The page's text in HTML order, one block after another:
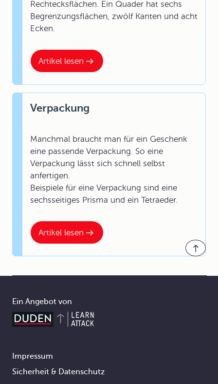
Artikel lesen
Rechtecksflächen. Ein Quader hat sechs
Begrenzungsflächen, zwölf Kanten und acht
Ecken.
Artikel lesen
Verpackung
Manchmal braucht man für ein Geschenk
eine passende Verpackung. So eine
Verpackung lässt sich schnell selbst
anfertigen.
Beispiele für eine Verpackung sind eine
sechsseitiges Prisma und ein Tetraeder.
Ein Angebot von
Footer
Impressum
Sicherheit & Datenschutz